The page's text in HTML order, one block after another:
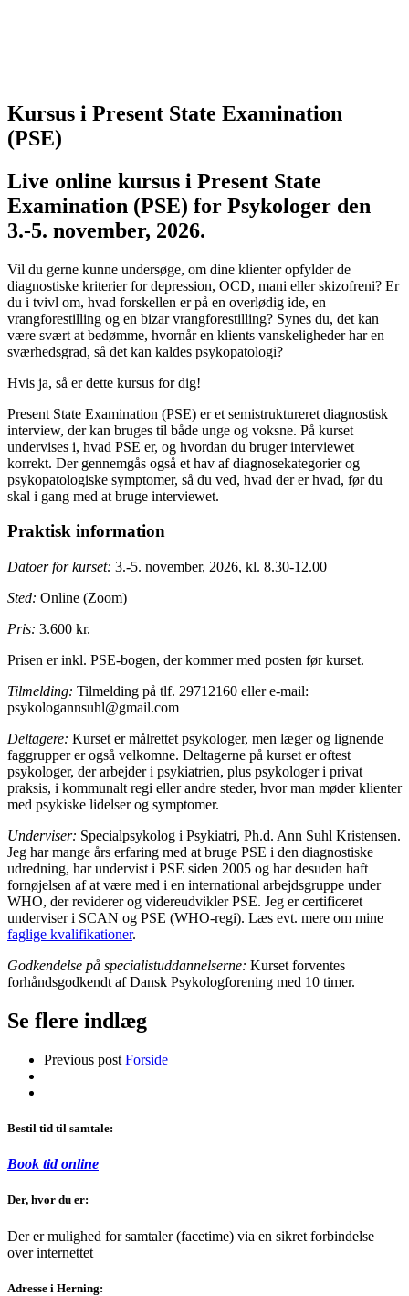
Kursus i Present State Examination
(PSE)
Live online kursus i Present State
Examination (PSE) for Psykologer den
3.-5. november, 2026.
Vil du gerne kunne undersøge, om dine klienter opfylder de
diagnostiske kriterier for depression, OCD, mani eller skizofreni? Er
du i tvivl om, hvad forskellen er på en overlødig ide, en
vrangforestilling og en bizar vrangforestilling? Synes du, det kan
være svært at bedømme, hvornår en klients vanskeligheder har en
sværhedsgrad, så det kan kaldes psykopatologi?
Hvis ja, så er dette kursus for dig!
Present State Examination (PSE) er et semistruktureret diagnostisk
interview, der kan bruges til både unge og voksne. På kurset
undervises i, hvad PSE er, og hvordan du bruger interviewet
korrekt. Der gennemgås også et hav af diagnosekategorier og
psykopatologiske symptomer, så du ved, hvad der er hvad, før du
skal i gang med at bruge interviewet.
Praktisk information
Datoer for kurset: 3.-5. november, 2026, kl. 8.30-12.00
Sted: Online (Zoom)
Pris: 3.600 kr.
Prisen er inkl. PSE-bogen, der kommer med posten før kurset.
Tilmelding: Tilmelding på tlf. 29712160 eller e-mail:
psykologannsuhl@gmail.com
Deltagere: Kurset er målrettet psykologer, men læger og lignende
faggrupper er også velkomne. Deltagerne på kurset er oftest
psykologer, der arbejder i psykiatrien, plus psykologer i privat
praksis, i kommunalt regi eller andre steder, hvor man møder klienter
med psykiske lidelser og symptomer.
Underviser: Specialpsykolog i Psykiatri, Ph.d. Ann Suhl Kristensen.
Jeg har mange års erfaring med at bruge PSE i den diagnostiske
udredning, har undervist i PSE siden 2005 og har desuden haft
fornøjelsen af at være med i en international arbejdsgruppe under
WHO, der reviderer og videreudvikler PSE. Jeg er certificeret
underviser i SCAN og PSE (WHO-regi). Læs evt. mere om mine
faglige kvalifikationer.
Godkendelse på specialistuddannelserne: Kurset forventes
forhåndsgodkendt af Dansk Psykologforening med 10 timer.
Se flere indlæg
Previous post Forside
Bestil tid til samtale:
Book tid online
Der, hvor du er:
Der er mulighed for samtaler (facetime) via en sikret forbindelse
over internettet
Adresse i Herning: